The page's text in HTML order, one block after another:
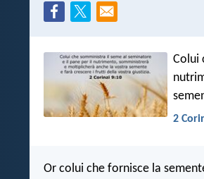
Colui
2
Or colui che fornisce la